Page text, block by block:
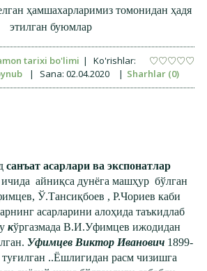
ҳамшахарларимиз томонидан ҳадя
этилган буюмлар
tarixi bo'limi |
Ko'rishlar:
| Sana: 02.04.2020 | Sharhlar (0)
санъат асарлари ва экспонатлар
айниқса дунёга машҳур бўлган
Ў.Тансиқбоев , Р.Чориев каби
асарларини алоҳида таъкидлаб
кўргазмада В.И.Уфимцев ижодидан
Уфимцев Виктор Иванович 1899-
туғилган ..Ёшлигидан расм чизишга